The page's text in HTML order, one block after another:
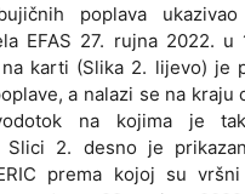
poplava
EFAS 27. rujna 2022. u
karti (Slika 2. lijevo) je
a nalazi se na kraju
na kojima je
Slici 2. desno je
prema kojoj su